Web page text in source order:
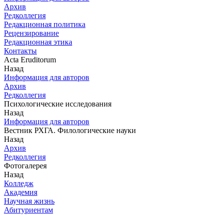
Архив
Редколлегия
Редакционная политика
Рецензирование
Редакционная этика
Контакты
Acta Eruditorum
Назад
Информация для авторов
Архив
Редколлегия
Психологические исследования
Назад
Информация для авторов
Вестник РХГА. Филологические науки
Назад
Архив
Редколлегия
Фотогалерея
Назад
Колледж
Академия
Научная жизнь
Абитуриентам